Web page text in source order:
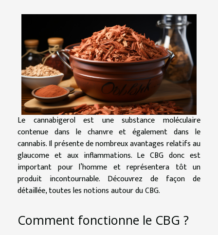
Le cannabigerol est une substance moléculaire
contenue dans le chanvre et également dans le
cannabis. Il présente de nombreux avantages relatifs au
glaucome et aux inflammations. Le CBG donc est
important pour l’homme et représentera tôt un
produit incontournable. Découvrez de façon de
détaillée, toutes les notions autour du CBG.
Comment fonctionne le CBG ?